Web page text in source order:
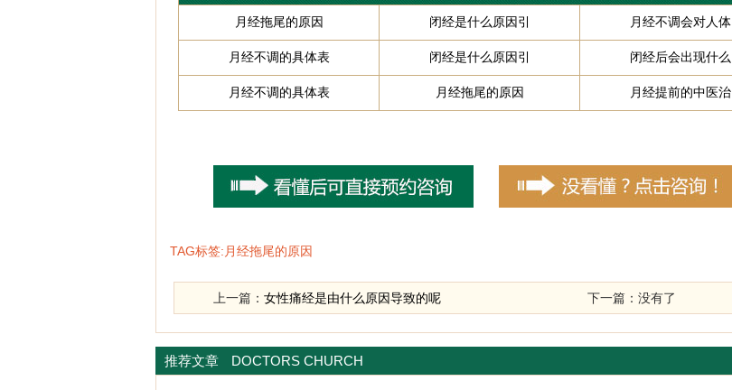
月经拖尾的原因 闭经是什么原因引 月经不调会对人体
月经不调的具体表 闭经是什么原因引 闭经后会出现什么
月经不调的具体表 月经拖尾的原因 月经提前的中医治
TAG标签:月经拖尾的原因
上一篇： 女性痛经是由什么原因导致的呢 下一篇：没有了
推荐文章 DOCTORS CHURCH